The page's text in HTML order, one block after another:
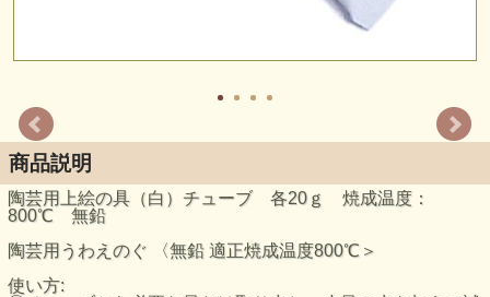
商品説明
陶芸用上絵の具（白）チューブ 各20ｇ 焼成温度：
800℃ 無鉛
陶芸用うわえのぐ 〈無鉛 適正焼成温度800℃＞
使い方: